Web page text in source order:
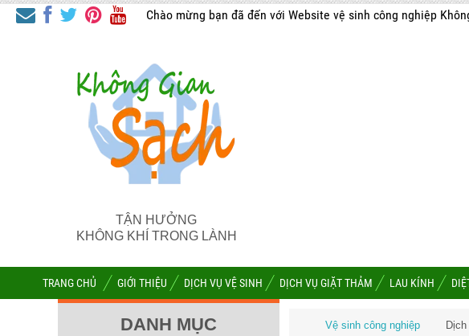
Chào mừng bạn đã đến với Website vệ sinh công nghiệp
TẬN HƯỞNG
KHÔNG KHÍ TRONG LÀNH
TRANG CHỦ GIỚI THIỆU DỊCH VỤ VỆ SINH DỊCH VỤ GIẶT THẢM LAU KÍNH
DANH MỤC Vệ sinh công nghiệp